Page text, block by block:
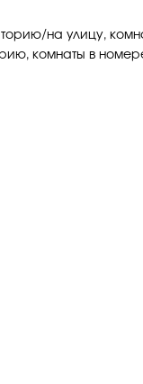
на улицу,
комнаты в